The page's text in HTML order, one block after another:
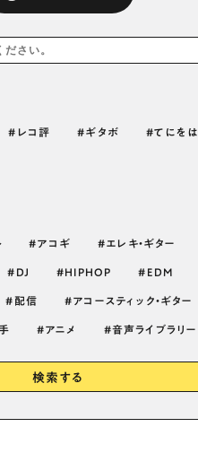
レコ評 ギタボ てにをは
アコギ エレキ・ギター
DJ HIPHOP EDM
配信 アコースティック・ギター
アニメ 音声ライブラリー
検索する